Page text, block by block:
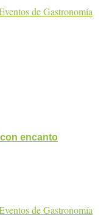
encanto